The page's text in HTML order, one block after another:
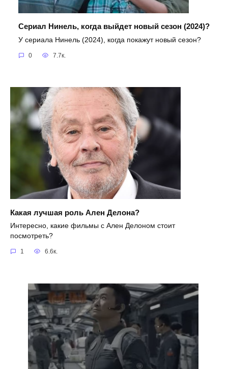
Сериал Нинель, когда выйдет новый сезон (2024)?
У сериала Нинель (2024), когда покажут новый сезон?
0 7.7к.
Какая лучшая роль Ален Делона?
Интересно, какие фильмы с Ален Делоном стоит
посмотреть?
1 6.6к.